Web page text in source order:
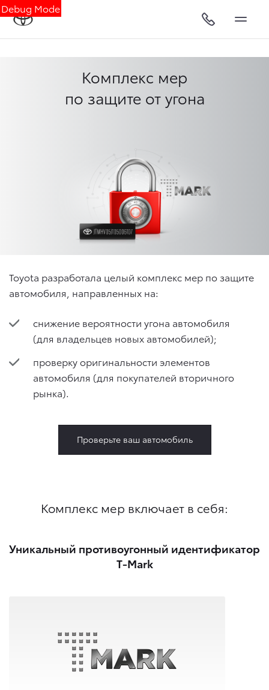
Debug Mode
Комплекс мер
по защите от угона
Toyota разработала целый комплекс мер по защите
автомобиля, направленных на:
снижение вероятности угона автомобиля
(для владельцев новых автомобилей);
проверку оригинальности элементов
автомобиля (для покупателей вторичного
рынка).
Проверьте ваш автомобиль
Комплекс мер включает в себя:
Уникальный противоугонный идентификатор
T-Mark